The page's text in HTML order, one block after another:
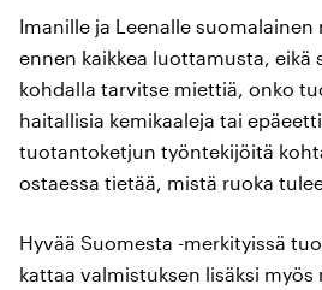
Imanille ja Leenalle suomalainen
ennen kaikkea luottamusta, eikä
kohdalla tarvitse miettiä, onko
haitallisia kemikaaleja tai
tuotantoketjun työntekijöitä
ostaessa tietää, mistä ruoka
Hyvää Suomesta -merkityissä
kattaa valmistuksen lisäksi myös